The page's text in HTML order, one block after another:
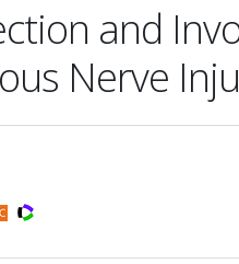
and
Nerve